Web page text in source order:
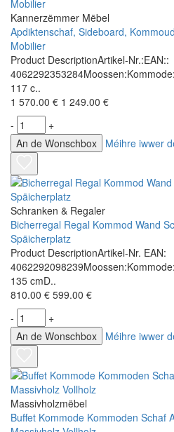
Kannerzëmmer Mëbel
Apdiktenschaf, Sideboard,
Mobilier
Product DescriptionArtikel-Nr.:EAN::
117 c..
1 570.00 € 1 249.00 €
-
+
An de Wonschbox
Méihre iwwer
Schranken & Regaler
Bicherregal Regal Kommod Wand
Späicherplatz
Product DescriptionArtikel-Nr. EAN:
135 cmD..
810.00 € 599.00 €
-
+
An de Wonschbox
Méihre iwwer
Massivholzmëbel
Buffet Kommode Kommoden Schaf